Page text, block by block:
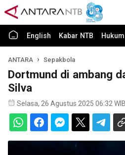
English Kabar NTB
ANTARA Sepakbola
Dortmund di ambang
Silva
Selasa, 26 Agustus 2025 06:32 WIB